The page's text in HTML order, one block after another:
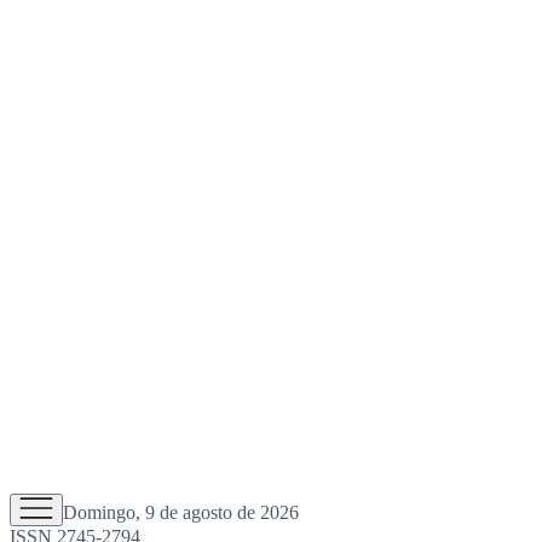
Domingo, 9 de agosto de 2026
ISSN 2745-2794